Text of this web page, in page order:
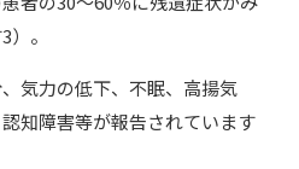
。
気力の低下、不眠、高揚気
知障害等が報告されています